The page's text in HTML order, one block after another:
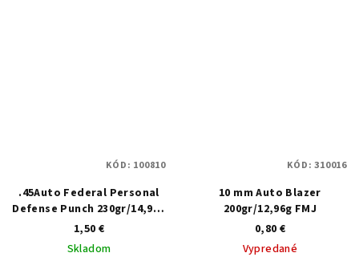
.45Auto Federal Personal
Defense Punch 230gr/14,90g
JHP
1,50 €
Skladom
KÓD: 100810
10 mm Auto Blazer
200gr/12,96g FMJ
0,80 €
Vypredané
KÓD:310016